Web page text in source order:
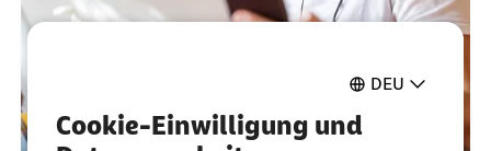
DEU
Cookie-Einwilligung und